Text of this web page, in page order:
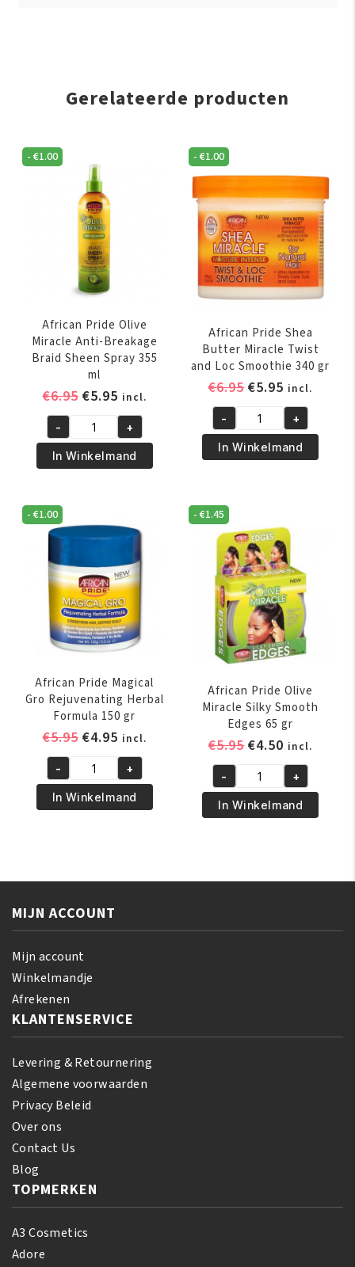
Gerelateerde producten
-€1.00
African Pride Olive
Miracle Anti-Breakage
Braid Sheen Spray 355
ml
€6.95 Oorspronkelijke
was:
€6.95.
€5.95Huidige
prijs
is:
€5.95.
incl.
African
Pride
Olive
Anti-
Breakage
Braid
Sheen
Spray
355
ml
aantal
- +
In Winkelmand
-€1.00
African Pride Shea
Butter Miracle Twist
and Loc Smoothie 340 gr
€6.95
was:
€6.95.
€5.95 Huidige
prijs
is:
€5.95.
incl.
African
Pride
Shea
Miracle
Twist
and
Loc
Smoothie
340
gr
aantal
- +
In Winkelmand
-€1.00
African Pride Magical
Gro Rejuvenating Herbal
Formula 150 gr
€5.95 Oorspronkelijke
was:
€5.95.
€4.95Huidige
prijs
is:
€4.95.
incl.
African
Pride
Magical
150
gr
aantal
- +
In Winkelmand
-€1.45
African Pride Olive
Miracle Silky Smooth
Edges 65 gr
€5.95
was:
€5.95.
€4.50 Huidige
prijs
is:
€4.50.
incl.
African
Pride
Olive
Smooth
gr
- +
In Winkelmand
MIJN ACCOUNT
Mijn account
Winkelmandje
Afrekenen
KLANTENSERVICE
Levering & Retournering
Algemene voorwaarden
Privacy Beleid
Over ons
Contact Us
Blog
TOPMERKEN
A3 Cosmetics
Adore